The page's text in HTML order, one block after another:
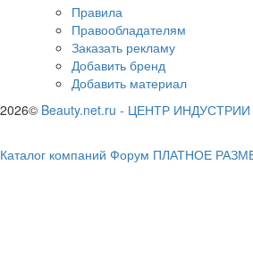
Правила
Правообладателям
Заказать рекламу
Добавить бренд
Добавить материал
2026© Beauty.net.ru - ЦЕНТР
Каталог компаний Форум ПЛАТНОЕ